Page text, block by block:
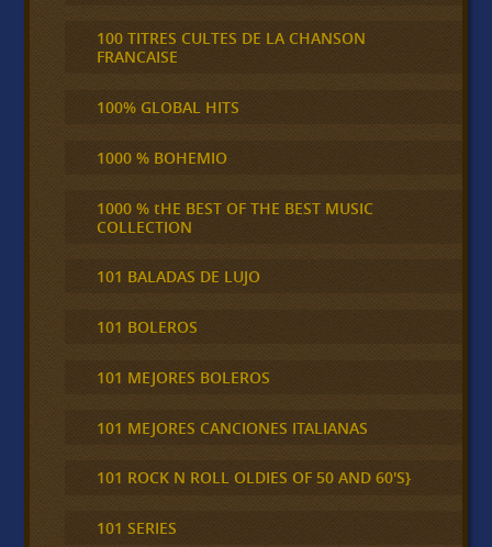
100 TITRES CULTES DE LA CHANSON
FRANCAISE
100% GLOBAL HITS
1000 % BOHEMIO
1000 % tHE BEST OF THE BEST MUSIC
COLLECTION
101 BALADAS DE LUJO
101 BOLEROS
101 MEJORES BOLEROS
101 MEJORES CANCIONES ITALIANAS
101 ROCK N ROLL OLDIES OF 50 AND 60'S}
101 SERIES